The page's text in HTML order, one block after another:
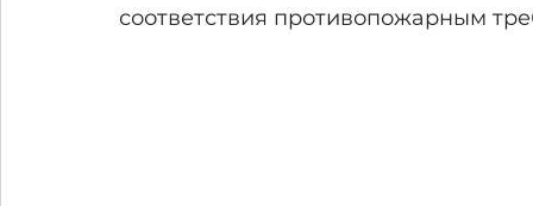
соответствия противопожарным